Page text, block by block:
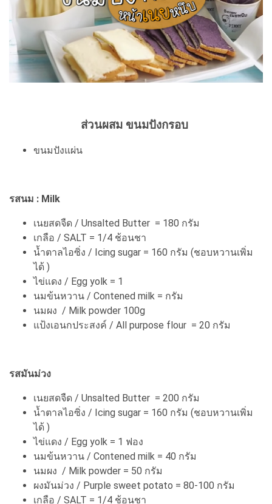
ส่วนผสม ขนมปังกรอบ
ขนมปังแผ่น
รสนม : Milk
เนยสดจืด / Unsalted Butter = 180 กรัม
เกลือ / SALT = 1/4 ช้อนชา
น้ำตาลไอซิ่ง / Icing sugar = 160 กรัม (ชอบหวานเพิ่ม
ได้ )
ไข่แดง / Egg yolk = 1
นมข้นหวาน / Contened milk = กรัม
นมผง / Milk powder 100g
แป้งเอนกประสงค์ / All purpose flour = 20 กรัม
รสมันม่วง
เนยสดจืด / Unsalted Butter = 200 กรัม
น้ำตาลไอซิ่ง / Icing sugar = 160 กรัม (ชอบหวานเพิ่ม
ได้ )
ไข่แดง / Egg yolk = 1 ฟอง
นมข้นหวาน / Contened milk = 40 กรัม
นมผง / Milk powder = 50 กรัม
ผงมันม่วง / Purple sweet potato = 80-100 กรัม
เกลือ / SALT = 1/4 ช้อนชา